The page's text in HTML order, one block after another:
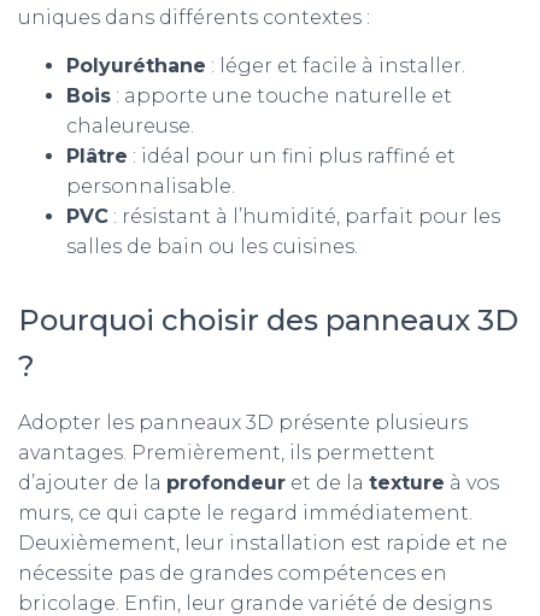
uniques dans différents contextes :
Polyuréthane : léger et facile à installer.
Bois : apporte une touche naturelle et
chaleureuse.
Plâtre : idéal pour un fini plus raffiné et
personnalisable.
PVC : résistant à l’humidité, parfait pour les
salles de bain ou les cuisines.
Pourquoi choisir des panneaux 3D
?
Adopter les panneaux 3D présente plusieurs
avantages. Premièrement, ils permettent
d’ajouter de la profondeur et de la texture à vos
murs, ce qui capte le regard immédiatement.
Deuxièmement, leur installation est rapide et ne
nécessite pas de grandes compétences en
bricolage. Enfin, leur grande variété de designs